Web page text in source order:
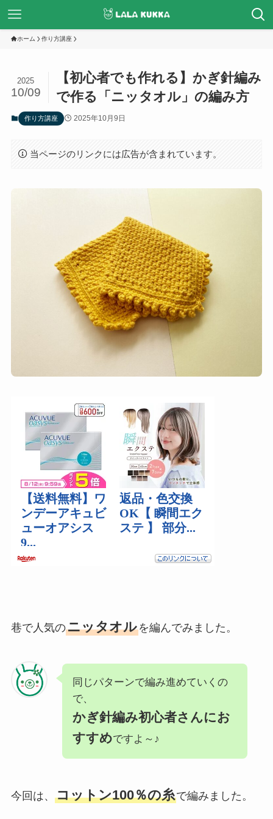
ホーム 作り方講座
【初心者でも作れる】かぎ針編み
で作る「ニッタオル」の編み方
2025
10/09
作り方講座 2025年10月9日
当ページのリンクには広告が含まれています。
巷で人気のニッタオルを編んでみました。
同じパターンで編み進めていくの
で、
かぎ針編み初心者さんにお
すすめですよ～♪
今回は、 コットン100％の糸で編みました。